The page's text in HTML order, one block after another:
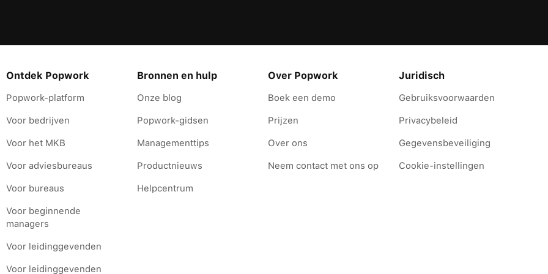
Ontdek Popwork
Popwork-platform
Voor bedrijven
Voor het MKB
Voor adviesbureaus
Voor bureaus
Voor beginnende
managers
Voor leidinggevenden
Voor leidinggevenden
Bronnen en hulp
Onze blog
Popwork-gidsen
Managementtips
Productnieuws
Helpcentrum
Over Popwork
Boek een demo
Prijzen
Over ons
Neem contact met ons op
Juridisch
Gebruiksvoorwaarden
Privacybeleid
Gegevensbeveiliging
Cookie-instellingen